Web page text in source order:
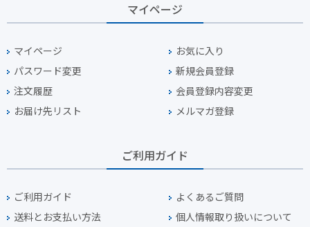
マイページ
マイページ
お気に入り
パスワード変更
新規会員登録
注文履歴
会員登録内容変更
お届け先リスト
メルマガ登録
ご利用ガイド
ご利用ガイド
よくあるご質問
送料とお支払い方法
個人情報取り扱いについて